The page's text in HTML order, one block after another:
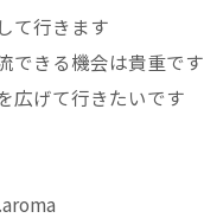
て行きます
できる機会は貴重です
広げて行きたいです